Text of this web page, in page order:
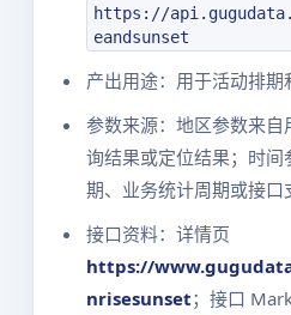
https://
eandsunset
产出用途：用于活动排期
参数来源：地区参数来
询结果或定位结果；时间
期、业务统计周期或接口
接口资料：详情页
https://
nrisesunset；接口